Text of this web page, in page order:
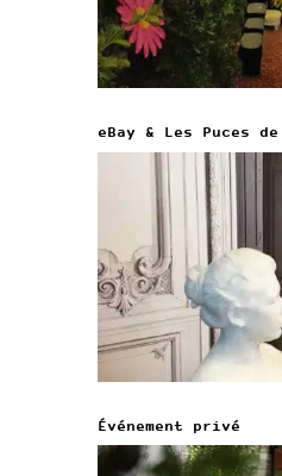
eBay & Les Puces
Événement privé